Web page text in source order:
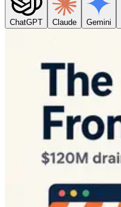
ChatGPT Claude Gemini